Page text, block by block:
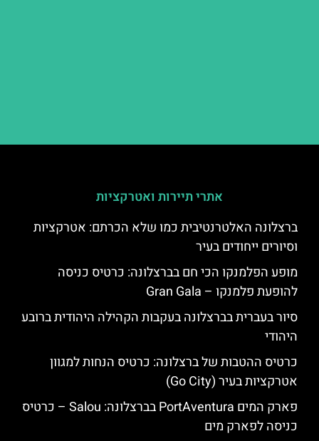
אתרי תיירות ואטרקציות
ברצלונה האלטרנטיבית כמו שלא הכרתם: אטרקציות
וסיורים ייחודים בעיר
מופע הפלמנקו הכי חם בברצלונה: כרטיס כניסה
להופעת פלמנקו – Gran Gala
סיור בעברית בברצלונה בעקבות הקהילה היהודית ברובע
היהודי
כרטיס ההטבות של ברצלונה: כרטיס הנחות למגוון
אטרקציות בעיר (Go City)
פארק המים PortAventura בברצלונה: Salou – כרטיס
כניסה לפארק מים